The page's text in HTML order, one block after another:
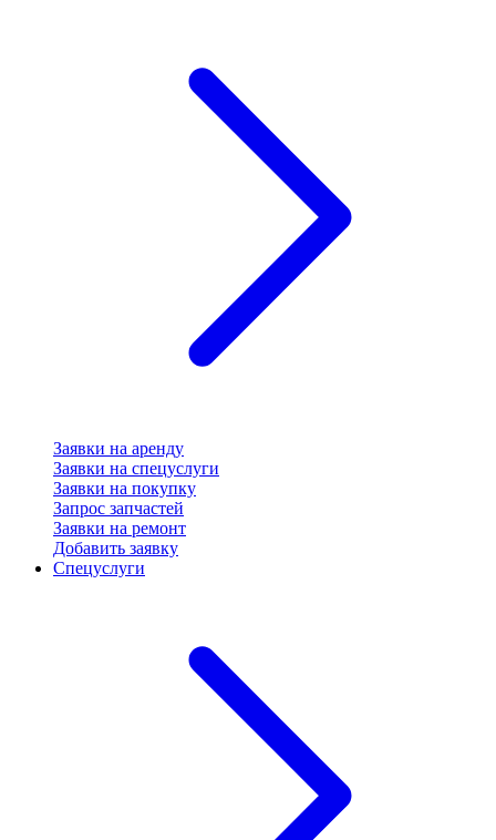
Заявки на аренду
Заявки на спецуслуги
Заявки на покупку
Запрос запчастей
Заявки на ремонт
Добавить заявку
Спецуслуги